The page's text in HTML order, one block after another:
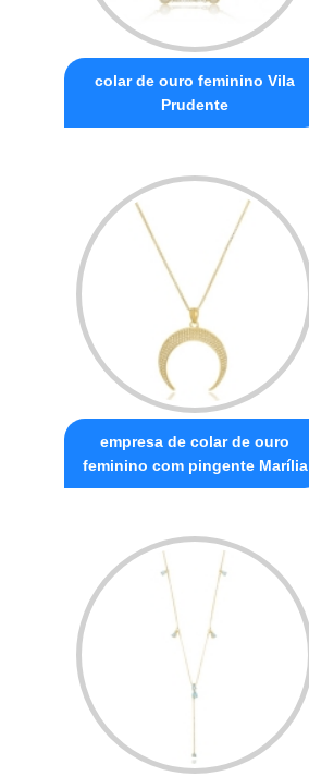
colar de ouro feminino Vila
Prudente
empresa de colar de ouro
feminino com pingente Marília